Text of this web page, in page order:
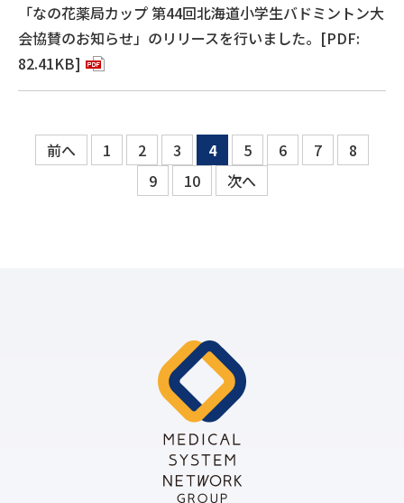
「なの花薬局カップ 第44回北海道小学生バドミントン大
会協賛のお知らせ」のリリースを行いました。[PDF:
82.41KB]
前へ 1 2 3 4 5 6 7
8
9
10 次へ